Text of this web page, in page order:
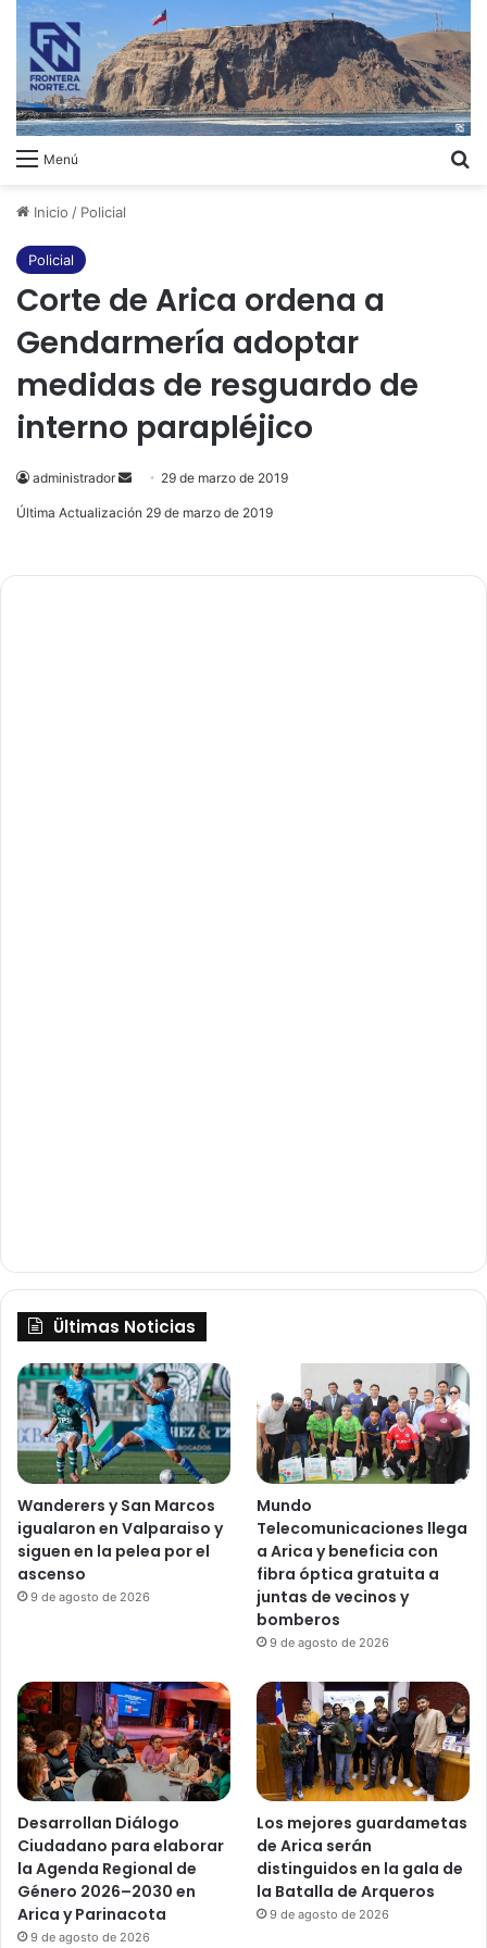
Menú
Inicio / Policial
Policial
Corte de Arica ordena a
Gendarmería adoptar
medidas de resguardo de
interno parapléjico
administrador
Send
an
29 de marzo de 2019
Última Actualización 29 de marzo de 2019
Ültimas Noticias
Wanderers y San Marcos
igualaron en Valparaiso y
siguen en la pelea por el
ascenso
9 de agosto de 2026
Mundo
Telecomunicaciones llega
a Arica y beneficia con
fibra óptica gratuita a
juntas de vecinos y
bomberos
9 de agosto de 2026
Desarrollan Diálogo
Ciudadano para elaborar
la Agenda Regional de
Género 2026–2030 en
Arica y Parinacota
9 de agosto de 2026
Los mejores guardametas
de Arica serán
distinguidos en la gala de
la Batalla de Arqueros
9 de agosto de 2026